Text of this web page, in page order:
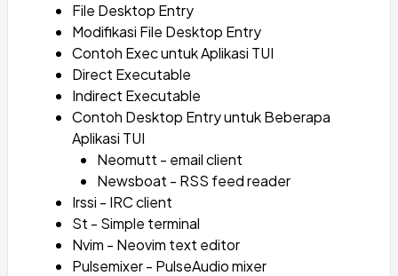
File Desktop Entry
Modifikasi File Desktop Entry
Contoh Exec untuk Aplikasi TUI
Direct Executable
Indirect Executable
Contoh Desktop Entry untuk Beberapa
Aplikasi TUI
Neomutt - email client
Newsboat - RSS feed reader
Irssi - IRC client
St - Simple terminal
Nvim - Neovim text editor
Pulsemixer - PulseAudio mixer